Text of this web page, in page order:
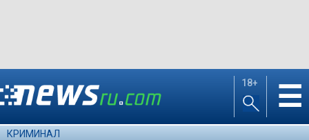
18+ ☰
КРИМИНАЛ